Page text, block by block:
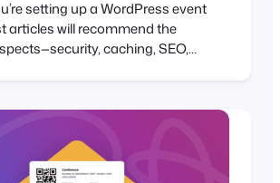
setting up a WordPress event
articles will recommend the
caching, SEO,
tools that can make or
site’s performance, especially if
a WooCommerce store
FooEvents to sell tickets. In